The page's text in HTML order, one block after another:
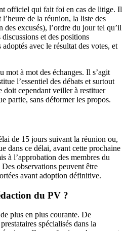
officiel qui fait foi en cas de litige. Il
de la réunion, la liste des
des excusés), l’ordre du jour tel qu’il
et des positions
avec le résultat des votes, et
mot à mot des échanges. Il s’agit
l’essentiel des débats et surtout
doit cependant veiller à restituer
partie, sans déformer les propos.
de 15 jours suivant la réunion ou,
dans ce délai, avant cette prochaine
à l’approbation des membres du
observations peuvent être
avant adoption définitive.
du PV ?
plus en plus courante. De
spécialisés dans la